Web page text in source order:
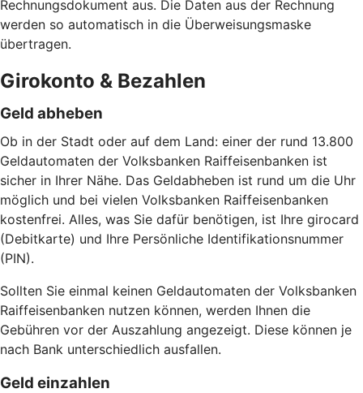
Rechnungsdokument aus. Die Daten aus der Rechnung
werden so automatisch in die Überweisungsmaske
übertragen.
Girokonto & Bezahlen
Geld abheben
Ob in der Stadt oder auf dem Land: einer der rund 13.800
Geldautomaten der Volksbanken Raiffeisenbanken ist
sicher in Ihrer Nähe. Das Geldabheben ist rund um die Uhr
möglich und bei vielen Volksbanken Raiffeisenbanken
kostenfrei. Alles, was Sie dafür benötigen, ist Ihre girocard
(Debitkarte) und Ihre Persönliche Identifikationsnummer
(PIN).
Sollten Sie einmal keinen Geldautomaten der Volksbanken
Raiffeisenbanken nutzen können, werden Ihnen die
Gebühren vor der Auszahlung angezeigt. Diese können je
nach Bank unterschiedlich ausfallen.
Geld einzahlen